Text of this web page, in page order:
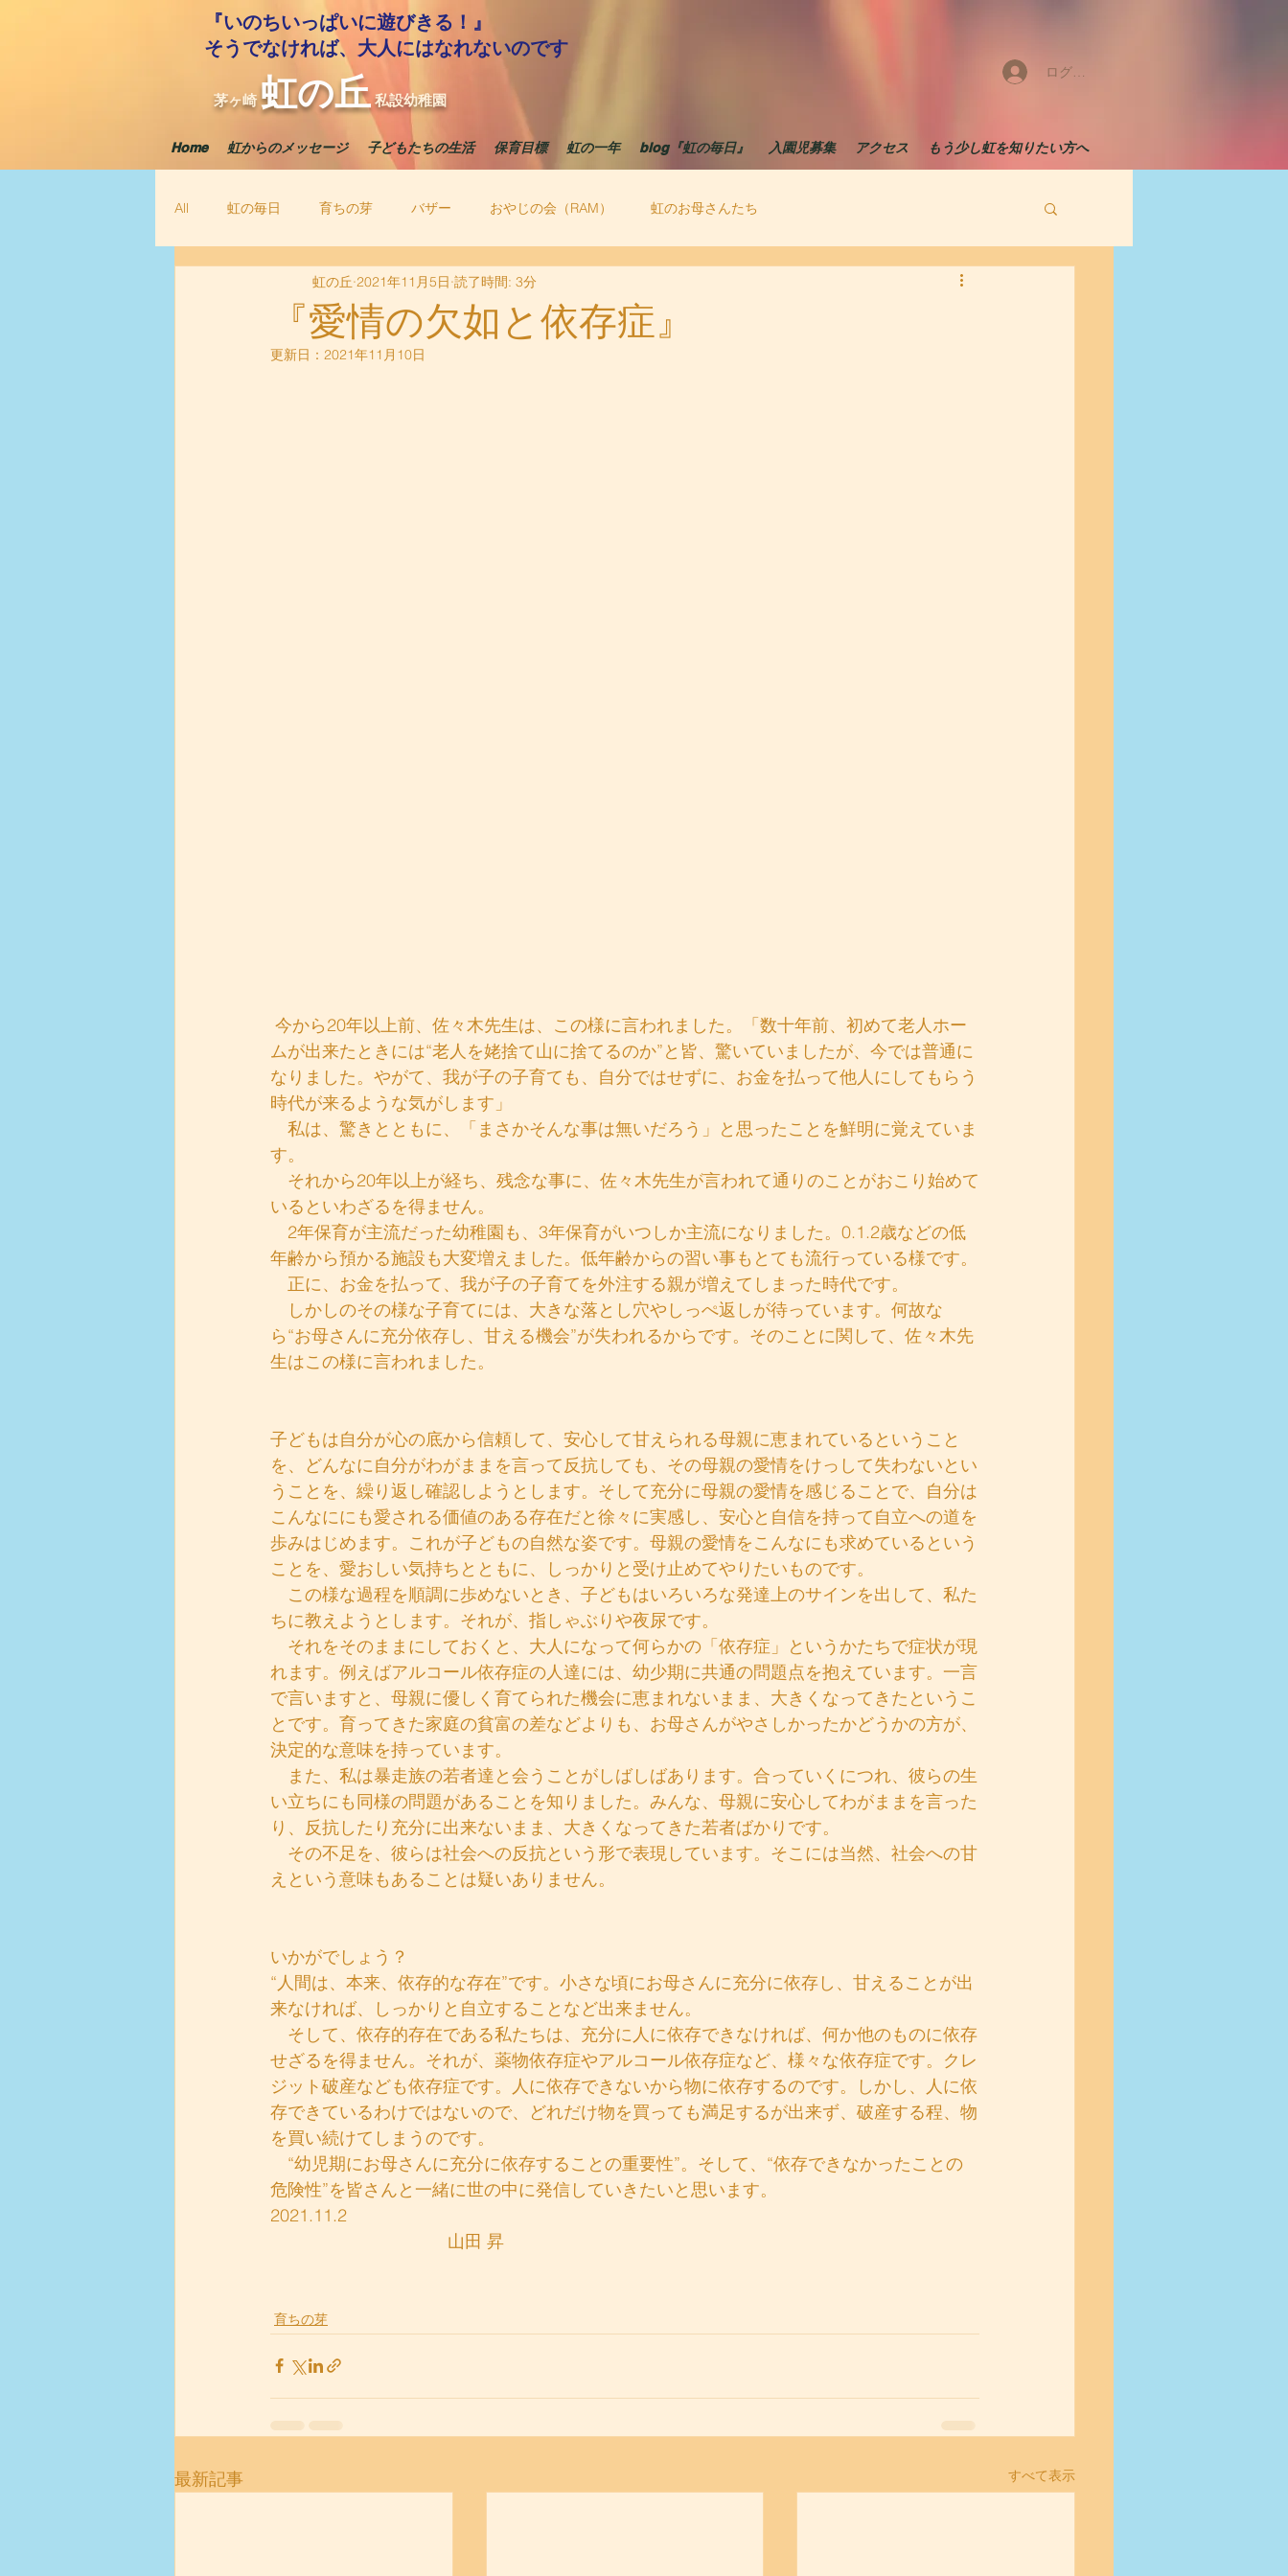
『いのちいっぱいに遊びきる！』
​そうでなければ、大人にはなれないのです
茅ヶ崎 虹の丘 私設幼稚園
Home 虹からのメッセージ 子どもたちの生活 保育目標 虹の一年 blog『虹の毎日』 入園児募集 アクセス もう少し虹を知りたい方へ
ログイン
All 虹の毎日 育ちの芽 バザー おやじの会（RAM） 虹のお母さんたち
『愛情の欠如と依存症』
虹の丘 2021年11月5日 読了時間: 3分
更新日： 2021年11月10日
ムが出来たときには“老人を姥捨て山に捨てるのか”と皆、驚いていましたが、今では普通に
なりました。やがて、我が子の子育ても、自分ではせずに、お金を払って他人にしてもらう
時代が来るような気がします」
私は、驚きとともに、「まさかそんな事は無いだろう」と思ったことを鮮明に覚えていま
す。
それから20年以上が経ち、残念な事に、佐々木先生が言われて通りのことがおこり始めて
いるといわざるを得ません。
2年保育が主流だった幼稚園も、3年保育がいつしか主流になりました。0.1.2歳などの低
年齢から預かる施設も大変増えました。低年齢からの習い事もとても流行っている様です。
正に、お金を払って、我が子の子育てを外注する親が増えてしまった時代です。
しかしのその様な子育てには、大きな落とし穴やしっぺ返しが待っています。何故な
ら“お母さんに充分依存し、甘える機会”が失われるからです。そのことに関して、佐々木先
生はこの様に言われました。
子どもは自分が心の底から信頼して、安心して甘えられる母親に恵まれているということ
を、どんなに自分がわがままを言って反抗しても、その母親の愛情をけっして失わないとい
うことを、繰り返し確認しようとします。そして充分に母親の愛情を感じることで、自分は
こんなににも愛される価値のある存在だと徐々に実感し、安心と自信を持って自立への道を
歩みはじめます。これが子どもの自然な姿です。母親の愛情をこんなにも求めているという
ことを、愛おしい気持ちとともに、しっかりと受け止めてやりたいものです。
この様な過程を順調に歩めないとき、子どもはいろいろな発達上のサインを出して、私た
ちに教えようとします。それが、指しゃぶりや夜尿です。
それをそのままにしておくと、大人になって何らかの「依存症」というかたちで症状が現
れます。例えばアルコール依存症の人達には、幼少期に共通の問題点を抱えています。一言
で言いますと、母親に優しく育てられた機会に恵まれないまま、大きくなってきたというこ
とです。育ってきた家庭の貧富の差などよりも、お母さんがやさしかったかどうかの方が、
決定的な意味を持っています。
また、私は暴走族の若者達と会うことがしばしばあります。合っていくにつれ、彼らの生
い立ちにも同様の問題があることを知りました。みんな、母親に安心してわがままを言った
り、反抗したり充分に出来ないまま、大きくなってきた若者ばかりです。
その不足を、彼らは社会への反抗という形で表現しています。そこには当然、社会への甘
えという意味もあることは疑いありません。
いかがでしょう？
“人間は、本来、依存的な存在”です。小さな頃にお母さんに充分に依存し、甘えることが出
来なければ、しっかりと自立することなど出来ません。
そして、依存的存在である私たちは、充分に人に依存できなければ、何か他のものに依存
せざるを得ません。それが、薬物依存症やアルコール依存症など、様々な依存症です。クレ
ジット破産なども依存症です。人に依存できないから物に依存するのです。しかし、人に依
存できているわけではないので、どれだけ物を買っても満足するが出来ず、破産する程、物
を買い続けてしまうのです。
“幼児期にお母さんに充分に依存することの重要性”。そして、“依存できなかったことの
危険性”を皆さんと一緒に世の中に発信していきたいと思います。
2021.11.2
山田 昇
育ちの芽
最新記事 すべて表示